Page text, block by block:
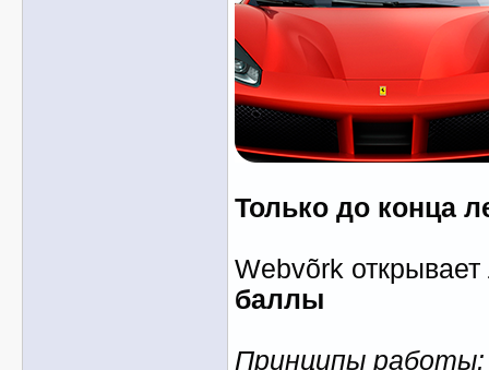
Только до конца
Webvõrk
баллы
Принципы работы: